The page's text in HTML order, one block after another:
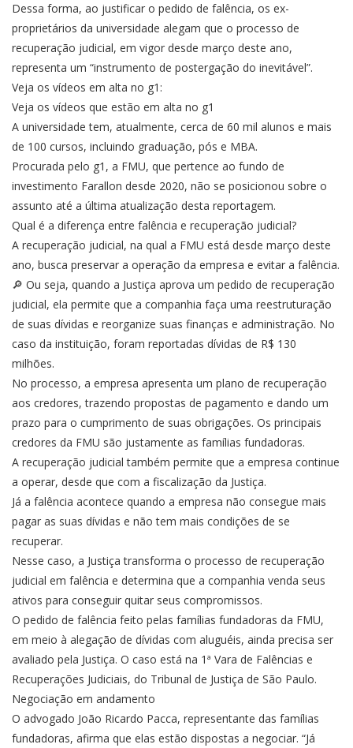
Dessa forma, ao justificar o pedido de falência, os ex-
proprietários da universidade alegam que o processo de
recuperação judicial, em vigor desde março deste ano,
representa um “instrumento de postergação do inevitável”.
Veja os vídeos em alta no g1:
Veja os vídeos que estão em alta no g1
A universidade tem, atualmente, cerca de 60 mil alunos e mais
de 100 cursos, incluindo graduação, pós e MBA.
Procurada pelo g1, a FMU, que pertence ao fundo de
investimento Farallon desde 2020, não se posicionou sobre o
assunto até a última atualização desta reportagem.
Qual é a diferença entre falência e recuperação judicial?
A recuperação judicial, na qual a FMU está desde março deste
ano, busca preservar a operação da empresa e evitar a falência.
🔎 Ou seja, quando a Justiça aprova um pedido de recuperação
judicial, ela permite que a companhia faça uma reestruturação
de suas dívidas e reorganize suas finanças e administração. No
caso da instituição, foram reportadas dívidas de R$ 130
milhões.
No processo, a empresa apresenta um plano de recuperação
aos credores, trazendo propostas de pagamento e dando um
prazo para o cumprimento de suas obrigações. Os principais
credores da FMU são justamente as famílias fundadoras.
A recuperação judicial também permite que a empresa continue
a operar, desde que com a fiscalização da Justiça.
Já a falência acontece quando a empresa não consegue mais
pagar as suas dívidas e não tem mais condições de se
recuperar.
Nesse caso, a Justiça transforma o processo de recuperação
judicial em falência e determina que a companhia venda seus
ativos para conseguir quitar seus compromissos.
O pedido de falência feito pelas famílias fundadoras da FMU,
em meio à alegação de dívidas com aluguéis, ainda precisa ser
avaliado pela Justiça. O caso está na 1ª Vara de Falências e
Recuperações Judiciais, do Tribunal de Justiça de São Paulo.
Negociação em andamento
O advogado João Ricardo Pacca, representante das famílias
fundadoras, afirma que elas estão dispostas a negociar. “Já